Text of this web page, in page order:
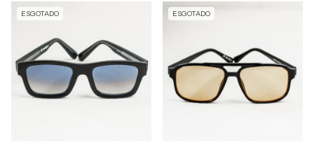
ESGOTADO ESGOTADO